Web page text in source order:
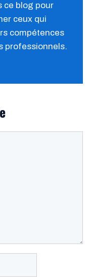
ce blog pour
ceux qui
compétences
professionnels.